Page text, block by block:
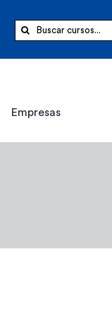
Buscar:
Empresas